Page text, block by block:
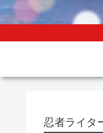
忍者ライタ